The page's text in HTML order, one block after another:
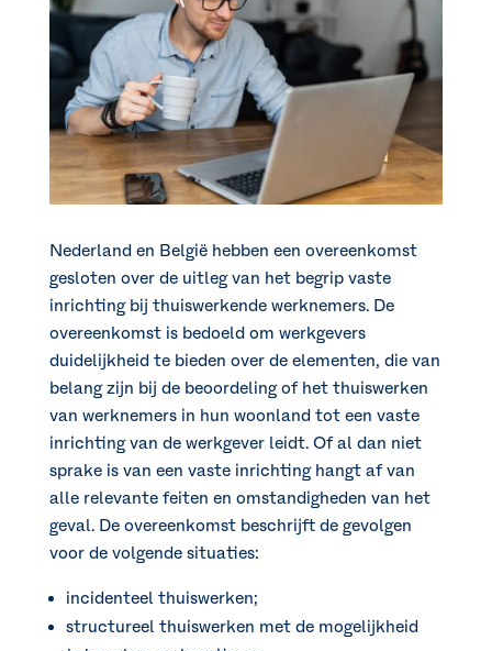
Nederland en België hebben een overeenkomst
gesloten over de uitleg van het begrip vaste
inrichting bij thuiswerkende werknemers. De
overeenkomst is bedoeld om werkgevers
duidelijkheid te bieden over de elementen, die van
belang zijn bij de beoordeling of het thuiswerken
van werknemers in hun woonland tot een vaste
inrichting van de werkgever leidt. Of al dan niet
sprake is van een vaste inrichting hangt af van
alle relevante feiten en omstandigheden van het
geval. De overeenkomst beschrijft de gevolgen
voor de volgende situaties:
incidenteel thuiswerken;
structureel thuiswerken met de mogelijkheid